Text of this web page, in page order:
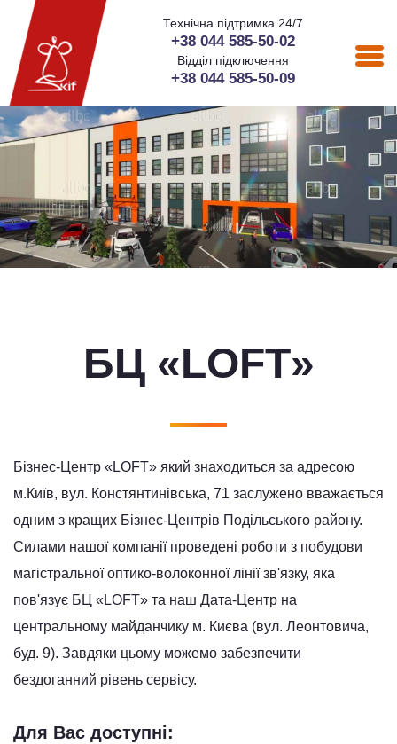
Технічна підтримка 24/7
+38 044 585-50-02
Відділ підключення
+38 044 585-50-09
БЦ «LOFT»
Бізнес-Центр «LOFT» який знаходиться за адресою
м.Київ, вул. Констянтинівська, 71 заслужено вважається
одним з кращих Бізнес-Центрів Подільського району.
Силами нашої компанії проведені роботи з побудови
магістральної оптико-волоконної лінії зв'язку, яка
пов'язує БЦ «LOFT» та наш Дата-Центр на
центральному майданчику м. Києва (вул. Леонтовича,
буд. 9). Завдяки цьому можемо забезпечити
бездоганний рівень сервісу.
Для Вас доступні: